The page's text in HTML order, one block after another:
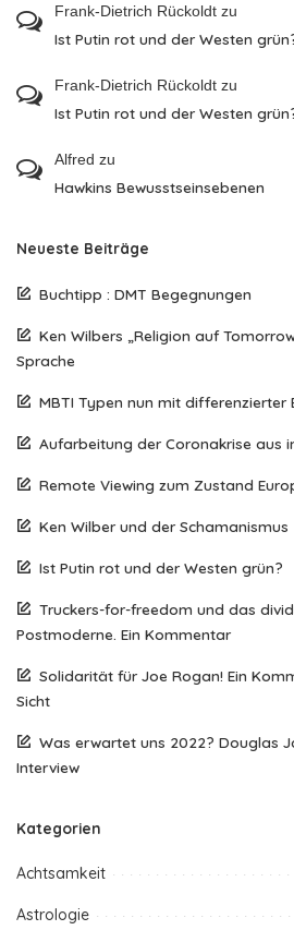
Frank-Dietrich Rückoldt zu
Ist Putin rot und der Westen
Frank-Dietrich Rückoldt zu
Ist Putin rot und der Westen
Alfred zu
Hawkins Bewusstseinsebenen
Neueste Beiträge
Buchtipp : DMT Begegnungen
Ken Wilbers „Religion auf
Sprache
MBTI Typen nun mit differenzierter
Aufarbeitung der Coronakrise aus
Remote Viewing zum Zustand
Ken Wilber und der Schamanismus
Ist Putin rot und der Westen grün?
Truckers-for-freedom und das
Postmoderne. Ein Kommentar
Solidarität für Joe Rogan! Ein
Sicht
Was erwartet uns 2022? Douglas
Interview
Kategorien
Achtsamkeit
Astrologie